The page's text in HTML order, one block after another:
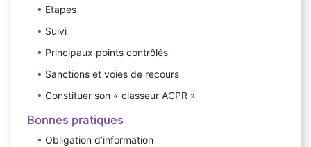
Etapes
Suivi
Principaux points contrôlés
Sanctions et voies de recours
Constituer son « classeur ACPR »
Bonnes pratiques
Obligation d’information